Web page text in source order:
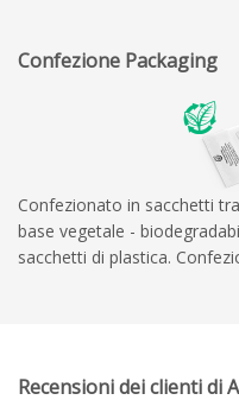
Confezione Packaging
Confezionato in sacchetti
base vegetale -
sacchetti di plastica.
Recensioni dei clienti di